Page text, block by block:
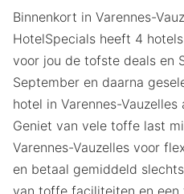
Binnenkort in Varennes-
HotelSpecials heeft 4
voor jou de tofste deals en
September en daarna
hotel in Varennes-
Geniet van vele toffe last
Varennes-Vauzelles voor
en betaal gemiddeld